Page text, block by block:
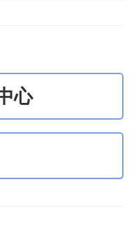
心